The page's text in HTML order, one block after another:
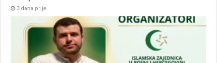
3 dana prije